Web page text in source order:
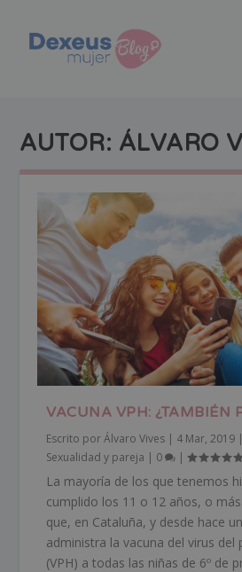
AUTOR: ÁLVARO
VACUNA VPH: ¿TAMBIÉN
Escrito porÁlvaro Vives | 4 Mar, 2019
Sexualidad y pareja | 0 |
La mayoría de los que tenemos
cumplido los 11 o 12 años, o
que, en Cataluña, y desde hace
administra la vacuna del virus del
(VPH) a todas las niñas de 6º de